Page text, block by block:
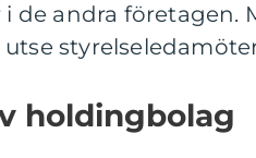
i de andra
holdingbolag